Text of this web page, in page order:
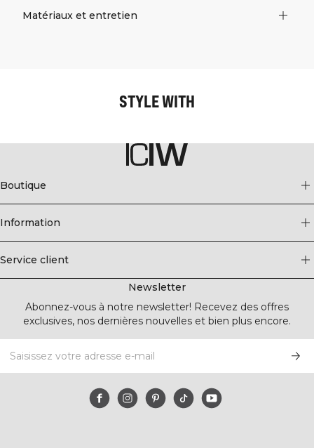
Matériaux et entretien
STYLE WITH
Boutique
Information
Service client
Newsletter
Abonnez-vous à notre newsletter! Recevez des offres
exclusives, nos dernières nouvelles et bien plus encore.